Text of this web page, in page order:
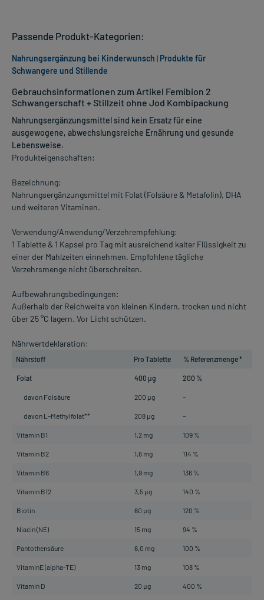
Gebrauchsinformationen zum Artikel Femibion 2
Schwangerschaft + Stillzeit ohne Jod Kombipackung
Nahrungsergänzungsmittel sind kein Ersatz für eine
ausgewogene, abwechslungsreiche Ernährung und gesunde
Lebensweise.
Produkteigenschaften:
Bezeichnung:
Nahrungsergänzungsmittel mit Folat (Folsäure & Metafolin), DHA
und weiteren Vitaminen.
Verwendung/Anwendung/Verzehrempfehlung:
1 Tablette & 1 Kapsel pro Tag mit ausreichend kalter Flüssigkeit zu
einer der Mahlzeiten einnehmen. Empfohlene tägliche
Verzehrsmenge nicht überschreiten.
Aufbewahrungsbedingungen:
Außerhalb der Reichweite von kleinen Kindern, trocken und nicht
über 25 °C lagern. Vor Licht schützen.
Nährwertdeklaration:
Nährstoff Pro Tablette % Referenzmenge *
Folat 400 µg 200 %
davon Folsäure 200 µg –
davon L–Methylfolat** 208 µg –
Vitamin B1 1,2 mg 109 %
Vitamin B2 1,6 mg 114 %
Vitamin B6 1,9 mg 136 %
Vitamin B12 3,5 µg 140 %
Biotin 60 µg 120 %
Niacin (NE) 15 mg 94 %
Pantothensäure 6,0 mg 100 %
VitaminE (alpha-TE) 13 mg 108 %
Vitamin D 20 µg 400 %
Passende Produkt-Kategorien:
Nahrungsergänzung bei Kinderwunsch | Produkte für
Schwangere und Stillende